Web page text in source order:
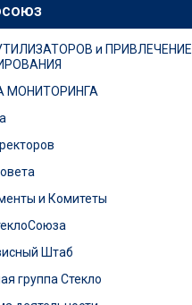
и ПРИВЛЕЧЕНИЕ
МОНИТОРИНГА
и Комитеты
Штаб
группа Стекло